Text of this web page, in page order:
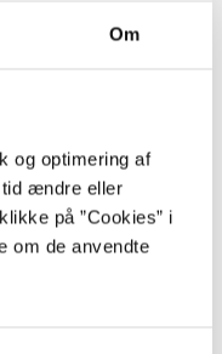
Om
og optimering af
tid ændre eller
på ”Cookies” i
om de anvendte
...